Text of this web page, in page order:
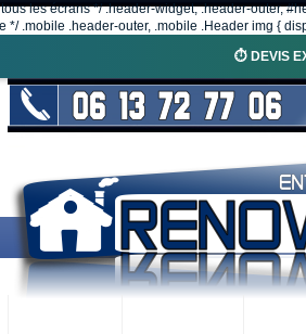
les écrans */ .header-widget, .header-outer,
*/ .mobile .header-outer, .mobile .Header img {
⏱️ DEVIS